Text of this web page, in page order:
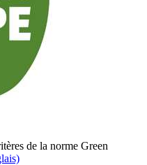
de la norme Green